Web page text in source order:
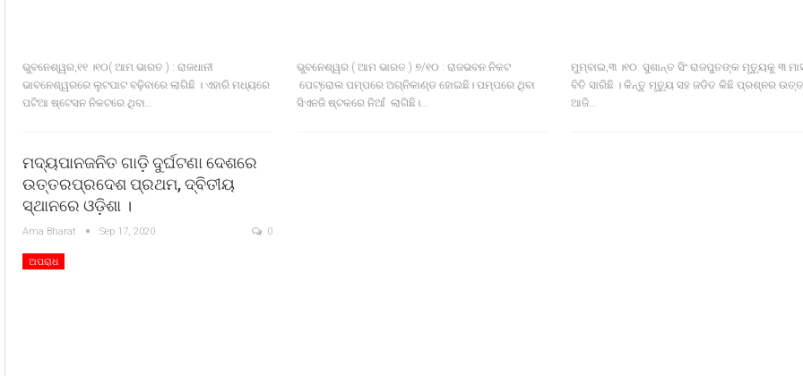
ଭୁବନେଶ୍ୱର,୧୧ ।୧୦( ଆମ ଭାରତ ) : ରାଜଧାନୀ
ଭାବନେଶ୍ୱରରେ ଲୁଟପାଟ ବଢ଼ିବାରେ ଲାଗିଛି । ଏହାରି ମଧ୍ୟରେ
ପଟିଆ ଷ୍ଟେସନ ନିକଟରେ ଥିବା…
ଭୁବନେଶ୍ୱର ( ଆମ ଭାରତ ) ୭/୧୦ : ରାଜଭବନ ନିକଟ
ପେଟ୍ରୋଲ ପମ୍ପରେ ଅଗ୍ନିକାଣ୍ଡ ହୋଇଛି। ପମ୍ପରେ ଥିବା
ସିଏନଜି ଷ୍ଟକରେ ନିଆଁ ଲାଗିଛି।…
ମୁମ୍ବାଇ,୩ ।୧୦: ସୁଶାନ୍ତ ସିଂ ରାଜପୁତଙ୍କ ମୃତ୍ୟୁକୁ ୩
ବିତି ସାରିଛି । କିନ୍ତୁ ମୃତ୍ୟୁ ସହ ଜଡିତ କିଛି ପ୍ରଶ୍ନର
ଆଜି…
ମଦ୍ୟପାନଜନିତ ଗାଡ଼ି ଦୁର୍ଘଟଣା ଦେଶରେ
ଉତ୍ତରପ୍ରଦେଶ ପ୍ରଥମ, ଦ୍ବିତୀୟ
ସ୍ଥାନରେ ଓଡ଼ିଶା ।
Ama Bharat Sep 17, 2020 0
ଅପରାଧ